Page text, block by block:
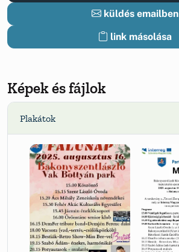
küldés emailben
link másolása
Képek és fájlok
Plakátok